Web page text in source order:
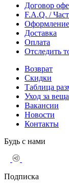
Договор
F.A.Q. /
Оформление
Доставка
Оплата
Отследить
Возврат
Скидки
Таблица
Уход за
Вакансии
Новости
Контакты
Будь с нами
Подписка